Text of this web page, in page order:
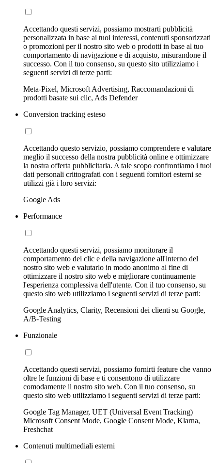
Accettando questi servizi, possiamo mostrarti pubblicità
personalizzata in base ai tuoi interessi, contenuti sponsorizzati
o promozioni per il nostro sito web o prodotti in base al tuo
comportamento di navigazione e di acquisto, misurandone il
successo. Con il tuo consenso, su questo sito utilizziamo i
seguenti servizi di terze parti:
Meta-Pixel, Microsoft Advertising, Raccomandazioni di
prodotti basate sui clic, Ads Defender
Conversion tracking esteso
Accettando questo servizio, possiamo comprendere e valutare
meglio il successo della nostra pubblicità online e ottimizzare
la nostra offerta pubblicitaria. A tale scopo confrontiamo i tuoi
dati personali crittografati con i seguenti fornitori esterni se
utilizzi già i loro servizi:
Google Ads
Performance
Accettando questi servizi, possiamo monitorare il
comportamento dei clic e della navigazione all'interno del
nostro sito web e valutarlo in modo anonimo al fine di
ottimizzare il nostro sito web e migliorare continuamente
l'esperienza complessiva dell'utente. Con il tuo consenso, su
questo sito web utilizziamo i seguenti servizi di terze parti:
Google Analytics, Clarity, Recensioni dei clienti su Google,
A/B-Testing
Funzionale
Accettando questi servizi, possiamo fornirti feature che vanno
oltre le funzioni di base e ti consentono di utilizzare
comodamente il nostro sito web. Con il tuo consenso, su
questo sito web utilizziamo i seguenti servizi di terze parti:
Google Tag Manager, UET (Universal Event Tracking)
Microsoft Consent Mode, Google Consent Mode, Klarna,
Freshchat
Contenuti multimediali esterni